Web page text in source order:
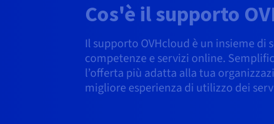
Cos'è il supporto
Il supporto OVHcloud è un insieme di
competenze e servizi online.
l’offerta più adatta alla tua
migliore esperienza di utilizzo dei